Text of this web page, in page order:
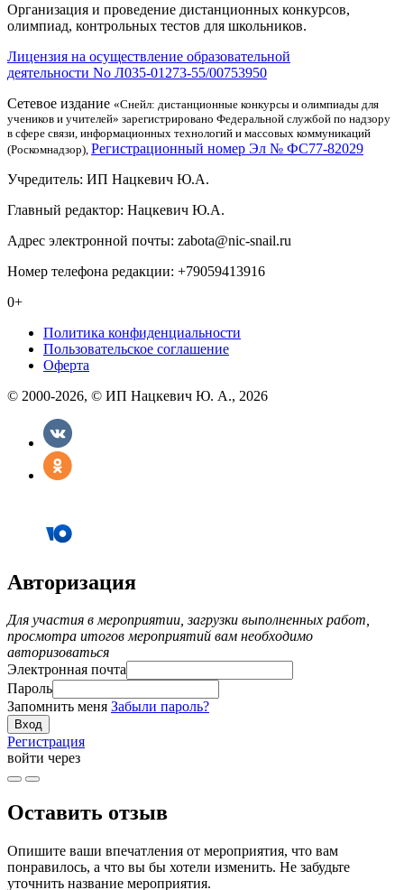
Организация и проведение дистанционных конкурсов,
олимпиад, контрольных тестов для школьников.
Лицензия на осуществление образовательной
деятельности No Л035-01273-55/00753950
Сетевое издание «Снейл: дистанционные конкурсы и олимпиады для
учеников и учителей» зарегистрировано Федеральной службой по надзору
в сфере связи, информационных технологий и массовых коммуникаций
(Роскомнадзор), Регистрационный номер Эл № ФС77-82029
Учредитель: ИП Нацкевич Ю.А.
Главный редактор: Нацкевич Ю.А.
Адрес электронной почты: zabota@nic-snail.ru
Номер телефона редакции: +79059413916
0+
Политика конфиденциальности
Пользовательское соглашение
Оферта
© 2000-2026, © ИП Нацкевич Ю. А., 2026
Авторизация
Для участия в мероприятии, загрузки выполненных работ,
просмотра итогов мероприятий вам необходимо
авторизоваться
Электронная почта
Пароль
Запомнить меня Забыли пароль?
Регистрация
войти через
Оставить отзыв
Опишите ваши впечатления от мероприятия, что вам
понравилось, а что вы бы хотели изменить. Не забудьте
уточнить название мероприятия.